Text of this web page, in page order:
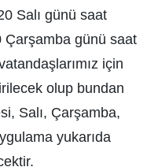
Salı günü saat
Çarşamba günü saat
için
olup bundan
Salı, Çarşamba,
yukarıda